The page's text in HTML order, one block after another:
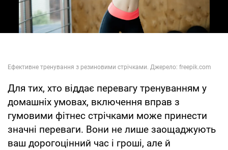
Для тих, хто віддає перевагу тренуванням у
домашніх умовах, включення вправ з
гумовими фітнес стрічками може принести
значні переваги. Вони не лише заощаджують
ваш дорогоцінний час і гроші, але й